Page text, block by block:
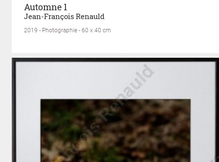
Automne 1
Jean-François Renauld
2019 - Photographie - 60 x 40 cm